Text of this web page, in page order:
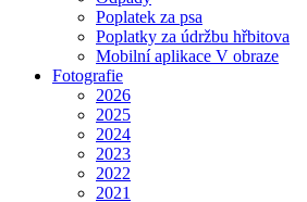
Poplatek za psa
Poplatky za údržbu hřbitova
Mobilní aplikace V obraze
Fotografie
2026
2025
2024
2023
2022
2021